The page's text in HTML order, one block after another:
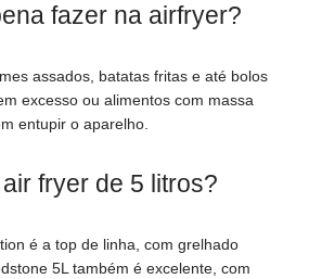
fazer na airfryer?
assados, batatas fritas e até bolos
excesso ou alimentos com massa
entupir o aparelho.
fryer de 5 litros?
é a top de linha, com grelhado
5L também é excelente, com